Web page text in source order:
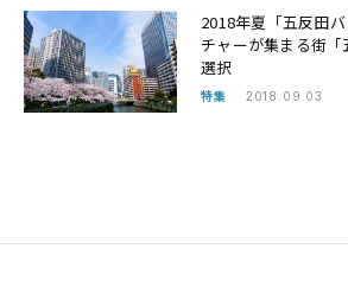
2018年夏「五反田
チャーが集まる街
選択
特集 2018.09.03